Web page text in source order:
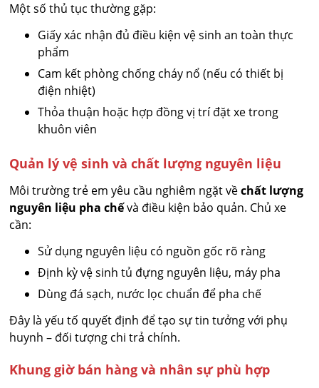
Một số thủ tục thường gặp:
Giấy xác nhận đủ điều kiện vệ sinh an toàn thực
phẩm
Cam kết phòng chống cháy nổ (nếu có thiết bị
điện nhiệt)
Thỏa thuận hoặc hợp đồng vị trí đặt xe trong
khuôn viên
Quản lý vệ sinh và chất lượng nguyên liệu
Môi trường trẻ em yêu cầu nghiêm ngặt vềchất lượng
nguyên liệu pha chếvà điều kiện bảo quản. Chủ xe
cần:
Sử dụng nguyên liệu có nguồn gốc rõ ràng
Định kỳ vệ sinh tủ đựng nguyên liệu, máy pha
Dùng đá sạch, nước lọc chuẩn để pha chế
Đây là yếu tố quyết định để tạo sự tin tưởng với phụ
huynh – đối tượng chi trả chính.
Khung giờ bán hàng và nhân sự phù hợp